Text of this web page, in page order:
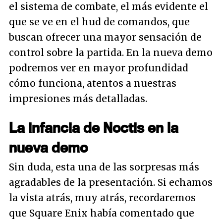
el sistema de combate, el más evidente el
que se ve en el hud de comandos, que
buscan ofrecer una mayor sensación de
control sobre la partida. En la nueva demo
podremos ver en mayor profundidad
cómo funciona, atentos a nuestras
impresiones más detalladas.
La infancia de Noctis en la
nueva demo
Sin duda, esta una de las sorpresas más
agradables de la presentación. Si echamos
la vista atrás, muy atrás, recordaremos
que Square Enix había comentado que